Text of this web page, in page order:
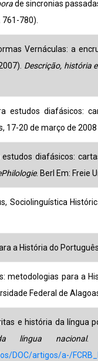
de sincronias
761-780).
Vernáculas: a
Descrição, história
estudos diafásicos:
17-20 de março de
estudos diafásicos:
. Berl Em: Freie
Sociolinguística
a História do
metodologias para a
Federal de
e história da língua
língua nacional.
DOC/artigos/a-/